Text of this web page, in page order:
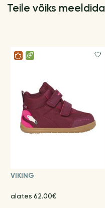
Teile võiks meeldida
VIKING
alates 62.00€